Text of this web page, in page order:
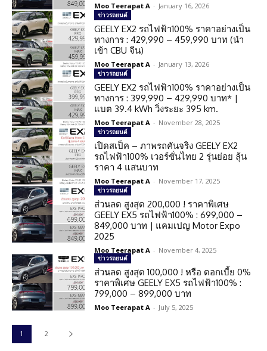
Moo Teerapat A - January 16, 2026
ข่าวรถยนต์
GEELY EX2 รถไฟฟ้า100% ราคาอย่างเป็น
ทางการ : 429,990 – 459,990 บาท (นำ
เข้า CBU จีน)
Moo Teerapat A - January 13, 2026
ข่าวรถยนต์
GEELY EX2 รถไฟฟ้า100% ราคาอย่างเป็น
ทางการ : 399,990 – 429,990 บาท* |
แบต 39.4 kWh วิ่งระยะ 395 km.
Moo Teerapat A - November 28, 2025
ข่าวรถยนต์
เปิดสเป็ค – ภาพรถคันจริง GEELY EX2
รถไฟฟ้า100% เวอร์ชั่นไทย 2 รุ่นย่อย ลุ้น
ราคา 4 แสนบาท
Moo Teerapat A - November 17, 2025
ข่าวรถยนต์
ส่วนลด สูงสุด 200,000 ! ราคาพิเศษ
GEELY EX5 รถไฟฟ้า100% : 699,000 –
849,000 บาท | แคมเปญ Motor Expo
2025
Moo Teerapat A - November 4, 2025
ข่าวรถยนต์
ส่วนลด สูงสุด 100,000 ! หรือ ดอกเบี้ย 0%
ราคาพิเศษ GEELY EX5 รถไฟฟ้า100% :
799,000 – 899,000 บาท
Moo Teerapat A - July 5, 2025
1 2